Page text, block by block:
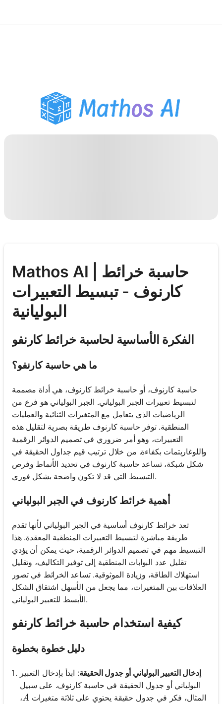
مساعد واجبات PDF
أدوات الدراسة
Mathos AI | حاسبة خرائط
كارنوف - تبسيط التعبيرات
البوليانية
الفكرة الأساسية لحاسبة خرائط كارنفو
ما هي حاسبة كارنفو؟
حاسبة كارنوف، أو حاسبة خرائط كارنوف، هي أداة مصممة
لتبسيط تعبيرات الجبر البولياني. الجبر البولياني هو فرع من
الرياضيات الذي يتعامل مع المتغيرات الثنائية والعمليات
المنطقية. توفر حاسبة كارنوف طريقة بصرية لتقليل هذه
التعبيرات، وهو أمر ضروري في تصميم الدوائر الرقمية
واللوغاريتمات بكفاءة. من خلال ترتيب قيم جداول الحقيقة في
شكل شبكة، تساعد حاسبة كارنوف في تحديد الأنماط وفرص
التبسيط التي قد لا تكون واضحة بشكل فوري.
أهمية خرائط كارنوف في الجبر البولياني
تعد خرائط كارنوف أساسية في الجبر البولياني لأنها تقدم
طريقة مباشرة لتبسيط التعبيرات المنطقية المعقدة. هذا
التبسيط مهم في تصميم الدوائر الرقمية، حيث يمكن أن يؤدي
تقليل عدد البوابات المنطقية إلى توفير التكاليف، وتقليل
استهلاك الطاقة، وزيادة الموثوقية. تساعد الخرائط في تصور
العلاقات بين المتغيرات، مما يجعل من الأسهل اشتقاق الشكل
الأبسط للتعبير البولياني.
كيفية استخدام حاسبة خرائط كارنفو
دليل خطوة بخطوة
إدخال التعبير البولياني أو جدول الحقيقة: ابدأ بإدخال التعبير
البولياني أو جدول الحقيقة في حاسبة كارنوف. على سبيل
المثال، فكر في جدول حقيقة يحتوي على ثلاثة متغيرات A
A،